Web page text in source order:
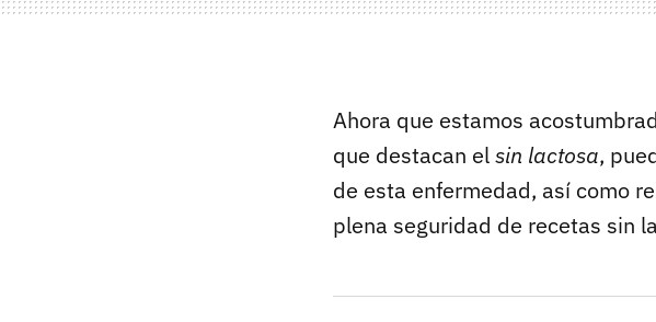
Ahora que estamos
que destacan elsin lactosa,
de esta enfermedad, así como
plena seguridad de recetas sin